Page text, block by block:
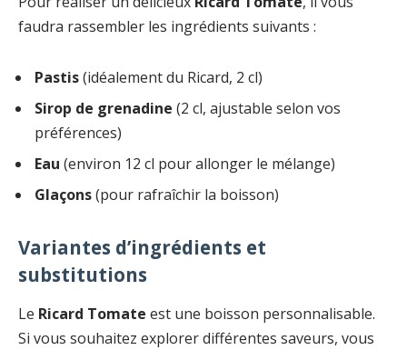
faudra rassembler les ingrédients suivants :
Pastis(idéalement du Ricard, 2 cl)
Sirop de grenadine (2 cl, ajustable selon vos
préférences)
Eau (environ 12 cl pour allonger le mélange)
Glaçons(pour rafraîchir la boisson)
Variantes d’ingrédients et
substitutions
Le Ricard Tomate est une boisson personnalisable.
Si vous souhaitez explorer différentes saveurs, vous